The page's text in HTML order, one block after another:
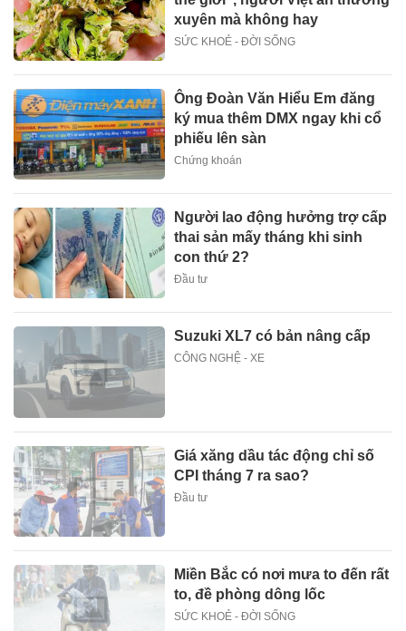
xuyên mà không hay
SỨC KHOẺ - ĐỜI SỐNG
Ông Đoàn Văn Hiểu Em đăng
ký mua thêm DMX ngay khi cổ
phiếu lên sàn
Chứng khoán
Người lao động hưởng trợ cấp
thai sản mấy tháng khi sinh
con thứ 2?
Đầu tư
Suzuki XL7 có bản nâng cấp
CÔNG NGHỆ - XE
Giá xăng dầu tác động chỉ số
CPI tháng 7 ra sao?
Đầu tư
Miền Bắc có nơi mưa to đến rất
to, đề phòng dông lốc
SỨC KHOẺ - ĐỜI SỐNG